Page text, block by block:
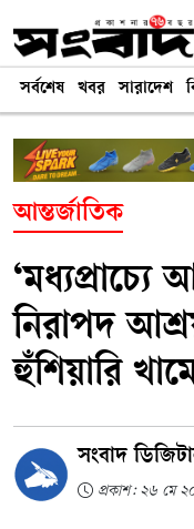
সর্বশেষ খবর সারাদেশ
আন্তর্জাতিক
নিরাপদ
হুঁশিয়ারি
সংবাদ
প্রকাশ: ২৬ মে